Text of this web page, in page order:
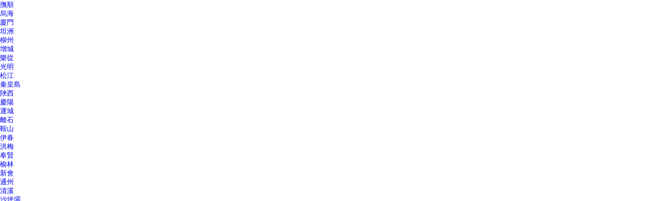
撫順
烏海
廈門
坦洲
柳州
增城
樂從
光明
松江
秦皇島
陜西
慶陽
運城
離石
鞍山
伊春
洪梅
奉賢
榆林
新會
通州
清溪